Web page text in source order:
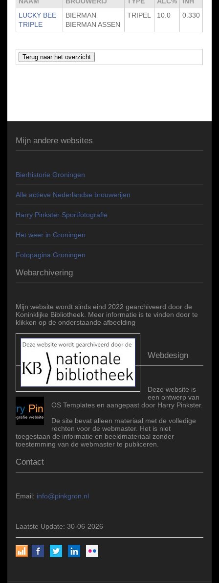
LUCKY BEE
TRIPLE
BIERMAN
BIERMAN ASSEN
TRIPEL 10.0 0.330
Mijn andere websites
Bierhistorie Groningen
Alle actieve Nederlandse brouwerijen
Harry Pinkster Sportfotografie
Het weer in Groningen
Fotopagina Groningen
Webarchivering
Mijn website wordt sinds eind 2022 gearchiveerd door de
Koninklijke Bibliotheek. Meer informatie is te vinden door te
klikken op de onderstaande afbeelding
Webdesign
Deze website is
een ontwerp van
OS Templates en aangepast door Harry Pinkster.
De site bevat alleen materiaal met de volledige
rechten voor de webmaster. Het is niet
toegestaan de informatie en beeldmateriaal zonder
toestemming van de webmaster te publiceren.
Contact
Email: info@pinkgron.nl
Laatste Update: 30-06-2026